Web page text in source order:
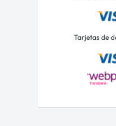
Tarjetas de